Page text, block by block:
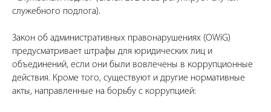
служебного подлога).
Закон об административных правонарушениях (OWiG)
предусматривает штрафы для юридических лиц и
объединений, если они были вовлечены в коррупционные
действия. Кроме того, существуют и другие нормативные
акты, направленные на борьбу с коррупцией: